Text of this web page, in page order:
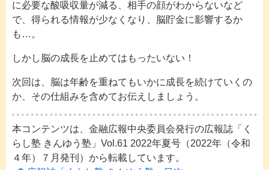
に必要な酸吸収量が減る、相手の顔がわからないなど
で、得られる情報が少なくなり、脳貯金に影響するか
も…。
しかし脳の成長を止めてはもったいない！
次回は、脳は年齢を重ねてもいかに成長を続けていくの
か、その仕組みを含めてお伝えしましょう。
本コンテンツは、金融広報中央委員会発行の広報誌「く
らし塾 きんゆう塾」Vol.61 2022年夏号（2022年（令和
４年）７月発刊）から転載しています。